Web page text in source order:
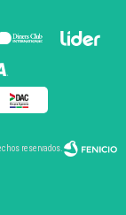
reservados.